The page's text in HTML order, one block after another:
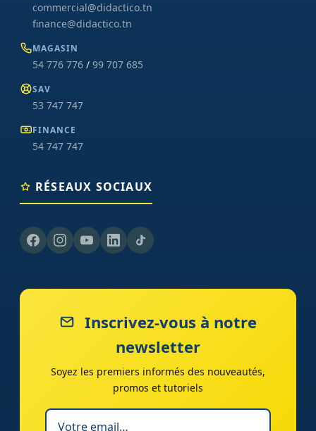
commercial@didactico.tn
finance@didactico.tn
MAGASIN
54 776 776 / 99 707 685
SAV
53 747 747
FINANCE
54 747 747
RÉSEAUX SOCIAUX
Inscrivez-vous à notre
newsletter
Soyez les premiers informés des nouveautés,
promos et tutoriels